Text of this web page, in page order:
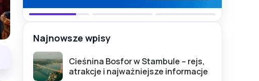
Najnowsze wpisy
Cieśnina Bosfor w Stambule – rejs,
atrakcje i najważniejsze informacje